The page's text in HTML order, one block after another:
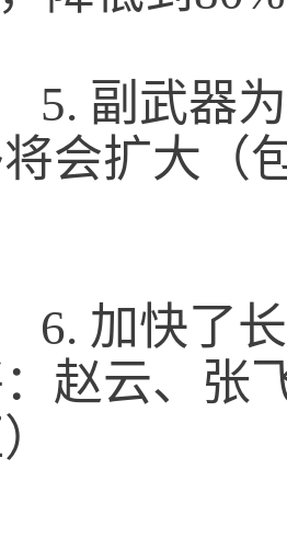
副武器
会扩大（
加快了
赵云、张